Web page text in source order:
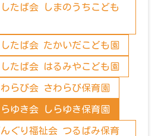
たば会 しまのうちこども
たば会 たかいだこども園
たば会 はるみやこども園
らび会 さわらび保育園
ゆき会 しらゆき保育園
ぐり福祉会 つるばみ保育